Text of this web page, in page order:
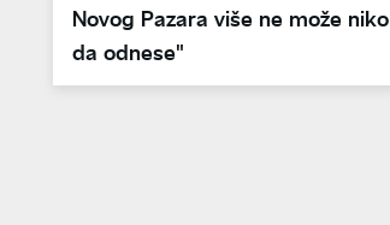
Novog Pazara više ne može niko
da odnese"